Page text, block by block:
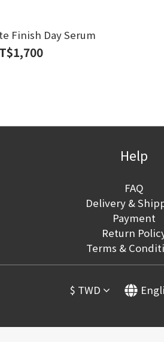
Finish Day Serum
Help
FAQ
Delivery &
Payment
Return
Terms &
$ TWD